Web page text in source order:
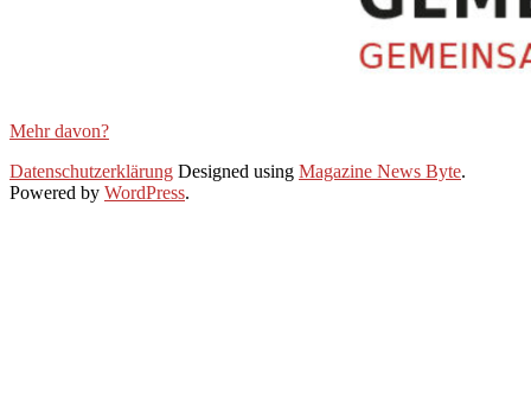
Mehr davon?
2025-
11-
Datenschutzerklärung Designed using Magazine News Byte.
Powered by WordPress.